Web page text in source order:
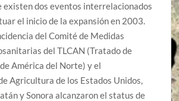
existen dos eventos interrelacionados
el inicio de la expansión en 2003.
del Comité de Medidas
del TLCAN (Tratado de
América del Norte) y el
Agricultura de los Estados Unidos,
y Sonora alcanzaron el status de